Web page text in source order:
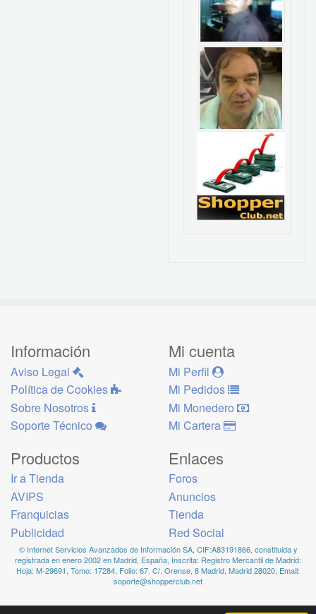
Información
Aviso Legal
Política de Cookies
Sobre Nosotros
Soporte Técnico
Mi cuenta
Mi Perfil
Mi Pedidos
Mi Monedero
Mi Cartera
Productos
Ir a Tienda
AVIPS
Franquicias
Publicidad
Enlaces
Foros
Anuncios
Tienda
Red Social
© Internet Servicios Avanzados de Información SA, CIF:A83191866, constituida y
registrada en enero 2002 en Madrid, España, Inscrita: Registro Mercantil de Madrid:
Hoja: M-29691, Tomo: 17284, Folio: 67. C/. Orense, 8 Madrid, Madrid 28020, Email:
soporte@shopperclub.net